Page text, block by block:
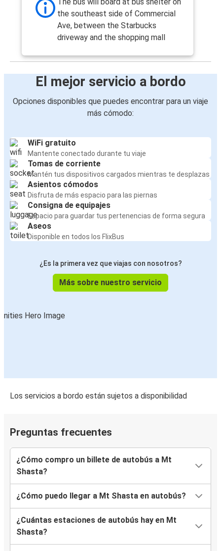
the southeast side of Commercial
Ave, between the Starbucks
driveway and the shopping mall
El mejor servicio a bordo
Opciones disponibles que puedes encontrar para un viaje
más cómodo:
WiFi gratuito
Mantente conectado durante tu viaje
Tomas de corriente
Mantén tus dispositivos cargados mientras te desplazas
Asientos cómodos
Disfruta de más espacio para las piernas
Consigna de equipajes
Espacio para guardar tus pertenencias de forma segura
Aseos
Disponible en todos los FlixBus
¿Es la primera vez que viajas con nosotros?
Más sobre nuestro servicio
Los servicios a bordo están sujetos a disponibilidad
Preguntas frecuentes
¿Cómo compro un billete de autobús a Mt
Shasta?
¿Cómo puedo llegar a Mt Shasta en autobús?
¿Cuántas estaciones de autobús hay en Mt
Shasta?